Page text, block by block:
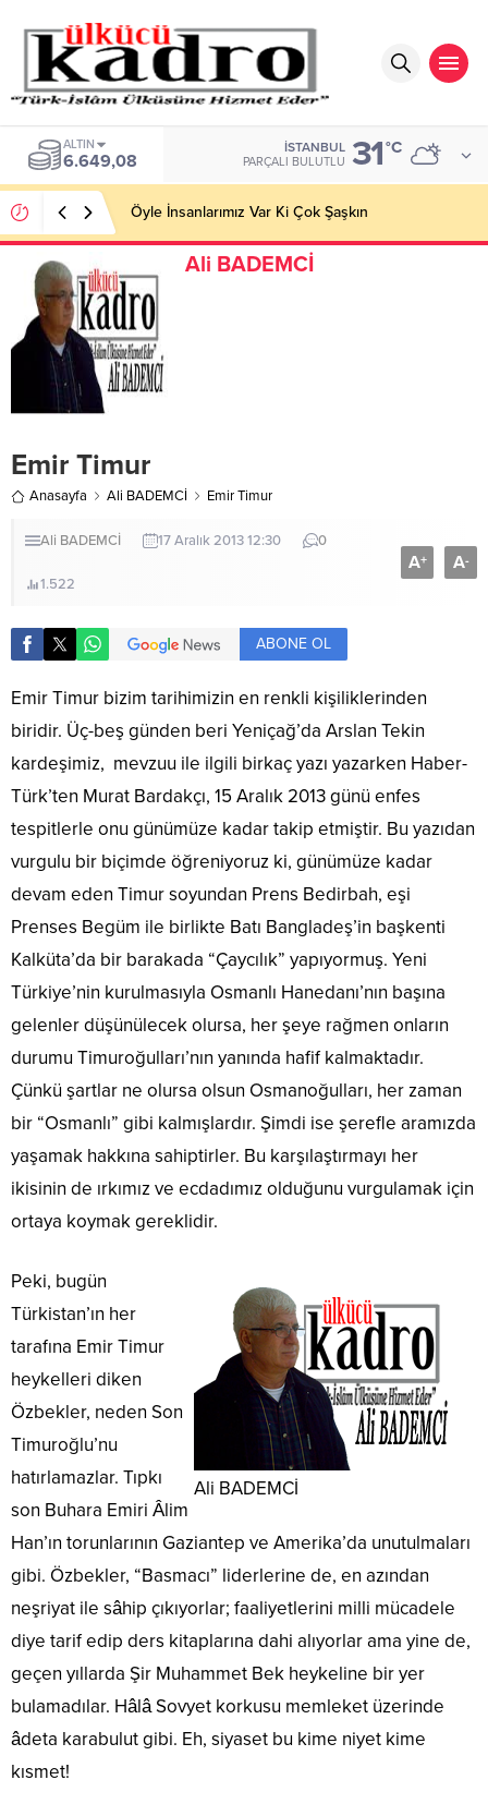
ALTIN
6.649,08
İSTANBUL
PARÇALI BULUTLU 31°C
Öyle İnsanlarımız Var Ki Çok Şaşkın
Ali BADEMCİ
Emir Timur
Anasayfa Ali BADEMCİ Emir Timur
Ali BADEMCİ 17 Aralık 2013 12:30 0
1.522
A+ A-
ABONE OL
Emir Timur bizim tarihimizin en renkli kişiliklerinden
biridir. Üç-beş günden beri Yeniçağ’da Arslan Tekin
kardeşimiz, mevzuu ile ilgili birkaç yazı yazarken Haber-
Türk’ten Murat Bardakçı, 15 Aralık 2013 günü enfes
tespitlerle onu günümüze kadar takip etmiştir. Bu yazıdan
vurgulu bir biçimde öğreniyoruz ki, günümüze kadar
devam eden Timur soyundan Prens Bedirbah, eşi
Prenses Begüm ile birlikte Batı Bangladeş’in başkenti
Kalküta’da bir barakada “Çaycılık” yapıyormuş. Yeni
Türkiye’nin kurulmasıyla Osmanlı Hanedanı’nın başına
gelenler düşünülecek olursa, her şeye rağmen onların
durumu Timuroğulları’nın yanında hafif kalmaktadır.
Çünkü şartlar ne olursa olsun Osmanoğulları, her zaman
bir “Osmanlı” gibi kalmışlardır. Şimdi ise şerefle aramızda
yaşamak hakkına sahiptirler. Bu karşılaştırmayı her
ikisinin de ırkımız ve ecdadımız olduğunu vurgulamak için
ortaya koymak gereklidir.
Ali BADEMCİ
Peki, bugün
Türkistan’ın her
tarafına Emir Timur
heykelleri diken
Özbekler, neden Son
Timuroğlu’nu
hatırlamazlar. Tıpkı
son Buhara Emiri Âlim
Han’ın torunlarının Gaziantep ve Amerika’da unutulmaları
gibi. Özbekler, “Basmacı” liderlerine de, en azından
neşriyat ile sâhip çıkıyorlar; faaliyetlerini milli mücadele
diye tarif edip ders kitaplarına dahi alıyorlar ama yine de,
geçen yıllarda Şir Muhammet Bek heykeline bir yer
bulamadılar. Hâlâ Sovyet korkusu memleket üzerinde
âdeta karabulut gibi. Eh, siyaset bu kime niyet kime
kısmet!